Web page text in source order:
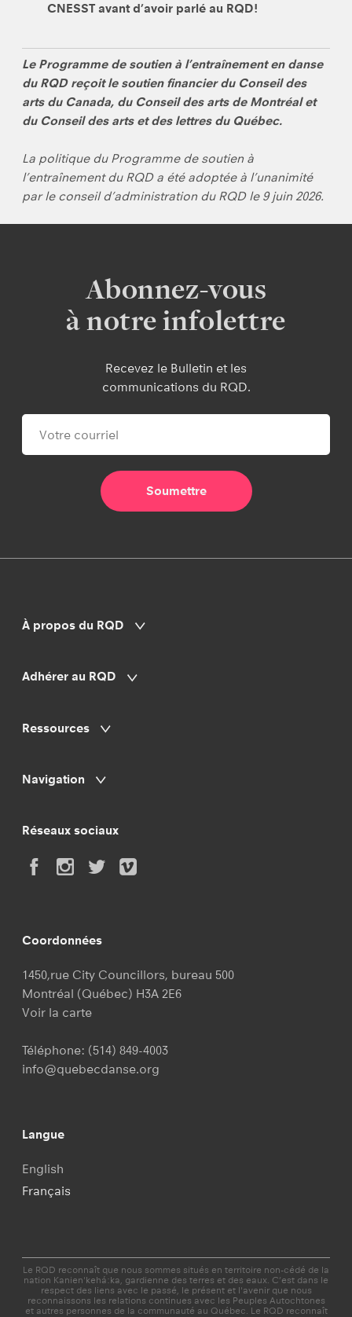
CNESST avant d’avoir parlé au RQD!
Le Programme de soutien à l’entraînement en danse
du RQD reçoit le soutien financier du Conseil des
arts du Canada, du Conseil des arts de Montréal et
du Conseil des arts et des lettres du Québec.
La politique du Programme de soutien à
l’entraînement du RQD a été adoptée à l’unanimité
par le conseil d’administration du RQD le 9 juin 2026.
Abonnez-vous
à notre infolettre
Recevez le Bulletin et les
communications du RQD.
À propos du RQD
Adhérer au RQD
Ressources
Navigation
Réseaux sociaux
Coordonnées
1450,rue City Councillors, bureau 500
Montréal (Québec) H3A 2E6
Voir la carte
Téléphone: (514) 849-4003
info@quebecdanse.org
Langue
English
Français
Le RQD reconnaît que nous sommes situés en territoire non-cédé de la
nation Kanien'kehá:ka, gardienne des terres et des eaux. C’est dans le
respect des liens avec le passé, le présent et l'avenir que nous
reconnaissons les relations continues avec les Peuples Autochtones
et autres personnes de la communauté au Québec. Le RQD reconnaît